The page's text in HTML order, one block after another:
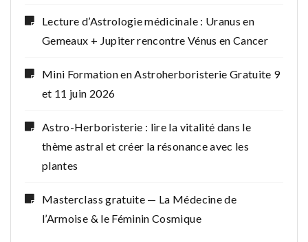
Lecture d’Astrologie médicinale : Uranus en
Gemeaux + Jupiter rencontre Vénus en Cancer
Mini Formation en Astroherboristerie Gratuite 9
et 11 juin 2026
Astro-Herboristerie : lire la vitalité dans le
thème astral et créer la résonance avec les
plantes
Masterclass gratuite — La Médecine de
l’Armoise & le Féminin Cosmique